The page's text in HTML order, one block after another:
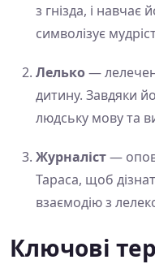
з гнізда, і
символізує
Лелько—
дитину. Завдяки
людську мову та
Журналіст—
Тараса, щоб
взаємодію з
Ключові